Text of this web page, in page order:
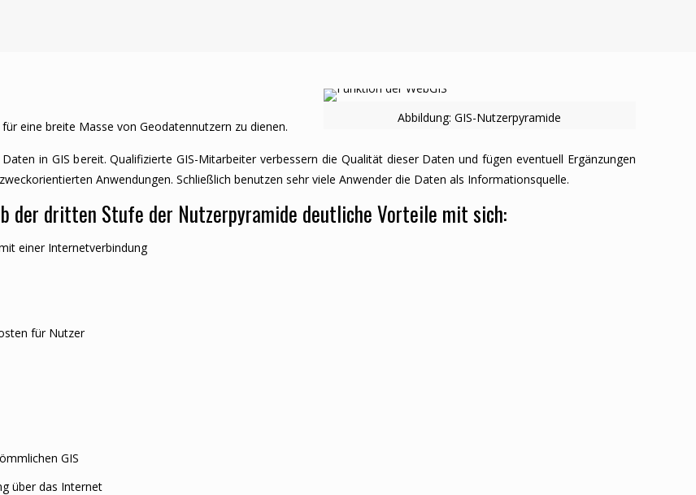
Abbildung: GIS-Nutzerpyramide
eine breite Masse von Geodatennutzern zu dienen.
in GIS bereit. Qualifizierte GIS-Mitarbeiter verbessern die Qualität dieser Daten und fügen eventuell Ergänzungen
Anwendungen. Schließlich benutzen sehr viele Anwender die Daten als Informationsquelle.
der dritten Stufe der Nutzerpyramide deutliche Vorteile mit sich:
einer Internetverbindung
für Nutzer
GIS
über das Internet